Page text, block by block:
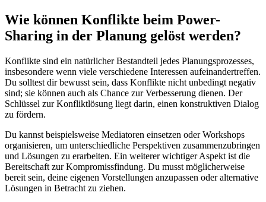
Wie können Konflikte beim Power-
Sharing in der Planung gelöst werden?
Konflikte sind ein natürlicher Bestandteil jedes Planungsprozesses,
insbesondere wenn viele verschiedene Interessen aufeinandertreffen.
Du solltest dir bewusst sein, dass Konflikte nicht unbedingt negativ
sind; sie können auch als Chance zur Verbesserung dienen. Der
Schlüssel zur Konfliktlösung liegt darin, einen konstruktiven Dialog
zu fördern.
Du kannst beispielsweise Mediatoren einsetzen oder Workshops
organisieren, um unterschiedliche Perspektiven zusammenzubringen
und Lösungen zu erarbeiten. Ein weiterer wichtiger Aspekt ist die
Bereitschaft zur Kompromissfindung. Du musst möglicherweise
bereit sein, deine eigenen Vorstellungen anzupassen oder alternative
Lösungen in Betracht zu ziehen.